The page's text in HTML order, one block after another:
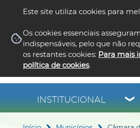
Este site utiliza cookies para
Os cookies essenciais
indispensáveis, pelo que não
os restantes cookies: Para mais
política de cookies.
INSTITUCIONAL